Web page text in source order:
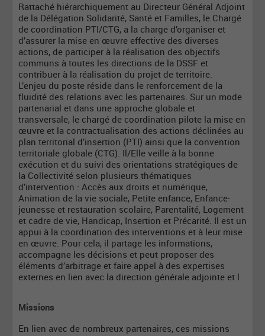
Rattaché hiérarchiquement au Directeur Général Adjoint
de la Délégation Solidarité, Santé et Familles, le Chargé
de coordination PTI/CTG, a la charge d’organiser et
d’assurer la mise en œuvre effective des diverses
actions, de participer à la réalisation des objectifs
communs à toutes les directions de la DSSF et
contribuer à la réalisation du projet de territoire.
L’enjeu du poste réside dans le renforcement de la
fluidité des relations avec les partenaires. Sur un mode
partenarial et dans une approche globale et
transversale, le chargé de coordination pilote la mise en
œuvre et la contractualisation des actions déclinées au
plan territorial d’insertion (PTI) ainsi que la convention
territoriale globale (CTG). Il/Elle veille à la bonne
exécution et du suivi des orientations stratégiques de
la Collectivité selon plusieurs thématiques
d’intervention : Accès aux droits et numérique,
Animation de la vie sociale, Petite enfance, Enfance-
jeunesse et restauration scolaire, Parentalité, Logement
et cadre de vie, Handicap, Insertion et Précarité. Il est un
appui à la coordination des interventions et à leur mise
en œuvre. Pour cela, il partage les informations,
accompagne les décisions et peut proposer des
éléments d’arbitrage et faire appel à des expertises
externes en lien avec la direction générale adjointe et l
Missions
En lien avec de nombreux partenaires, ces missions